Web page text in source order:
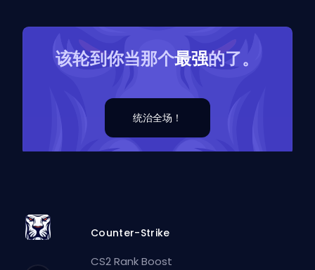
该轮到你当那个最强的了。
统治全场！
Counter-Strike
CS2 Rank Boost